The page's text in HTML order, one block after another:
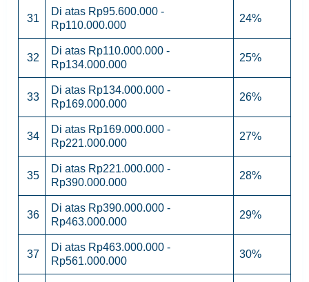
31
Di atas Rp95.600.000 -
Rp110.000.000
24%
32
Di atas Rp110.000.000 -
Rp134.000.000
25%
33
Di atas Rp134.000.000 -
Rp169.000.000
26%
34
Di atas Rp169.000.000 -
Rp221.000.000
27%
35
Di atas Rp221.000.000 -
Rp390.000.000
28%
36
Di atas Rp390.000.000 -
Rp463.000.000
29%
37
Di atas Rp463.000.000 -
Rp561.000.000
30%